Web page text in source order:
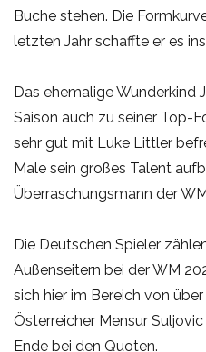
Buche stehen. Die
letzten Jahr schaffte er es
Das ehemalige Wunderkind
Saison auch zu seiner Top-
sehr gut mit Luke Littler
Male sein großes Talent
Überraschungsmann der
Die Deutschen Spieler
Außenseitern bei der WM
sich hier im Bereich von
Österreicher Mensur
Ende bei den Quoten.